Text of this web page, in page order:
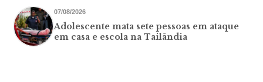
07/08/2026
Adolescente mata sete pessoas em ataque
em casa e escola na Tailândia